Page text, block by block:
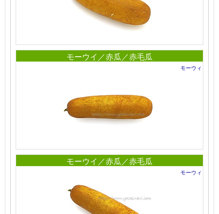
モーウイ／赤瓜／赤毛瓜
モーウィ
モーウイ／赤瓜／赤毛瓜
モーウィ